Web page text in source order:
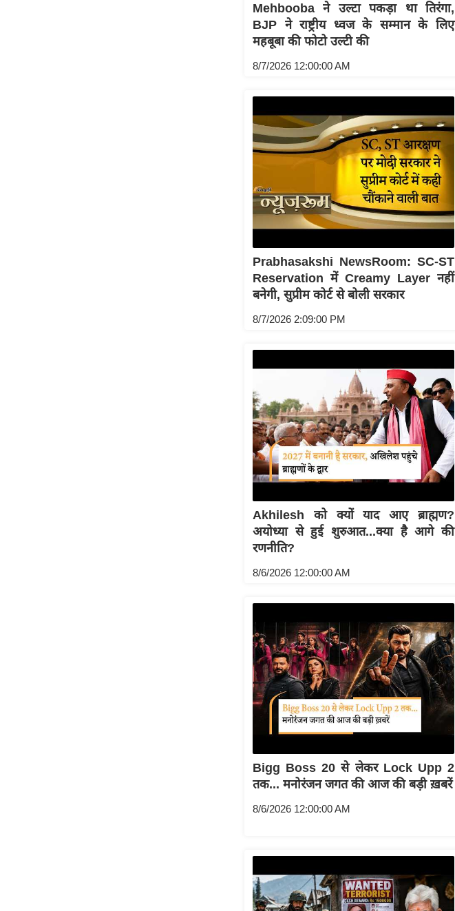
Mehbooba ने उल्टा पकड़ा था तिरंगा,
BJP ने राष्ट्रीय ध्वज के सम्मान के लिए
महबूबा की फोटो उल्टी की
8/7/2026 12:00:00 AM
Prabhasakshi NewsRoom: SC-ST
Reservation में Creamy Layer नहीं
बनेगी, सुप्रीम कोर्ट से बोली सरकार
8/7/2026 2:09:00 PM
Akhilesh को क्यों याद आए ब्राह्मण?
अयोध्या से हुई शुरुआत...क्या है आगे की
रणनीति?
8/6/2026 12:00:00 AM
Bigg Boss 20 से लेकर Lock Upp 2
तक... मनोरंजन जगत की आज की बड़ी ख़बरें
8/6/2026 12:00:00 AM